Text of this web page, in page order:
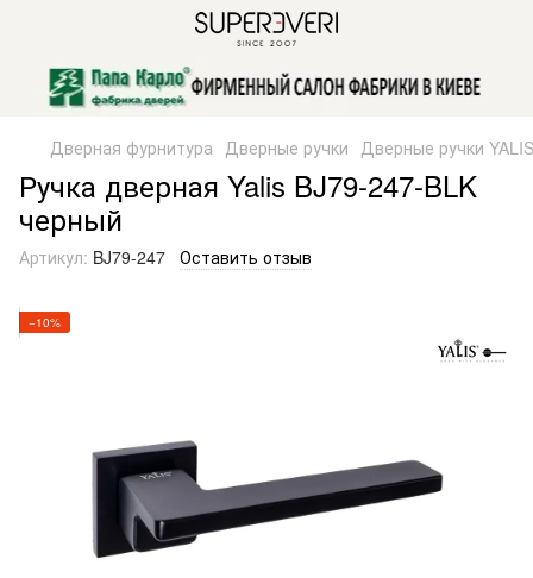
Дверная фурнитура Дверные ручки Дверные ручки YALIS
Ручка дверная Yalis BJ79-247-BLK
черный
Артикул: BJ79-247 Оставить отзыв
−10%